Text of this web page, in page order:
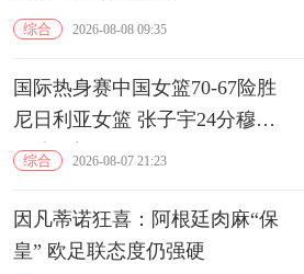
综合 2026-08-08 09:35
国际热身赛中国女篮70-67险胜
尼日利亚女篮 张子宇24分穆萨
15分10板
综合 2026-08-07 21:23
因凡蒂诺狂喜：阿根廷肉麻“保
皇” 欧足联态度仍强硬